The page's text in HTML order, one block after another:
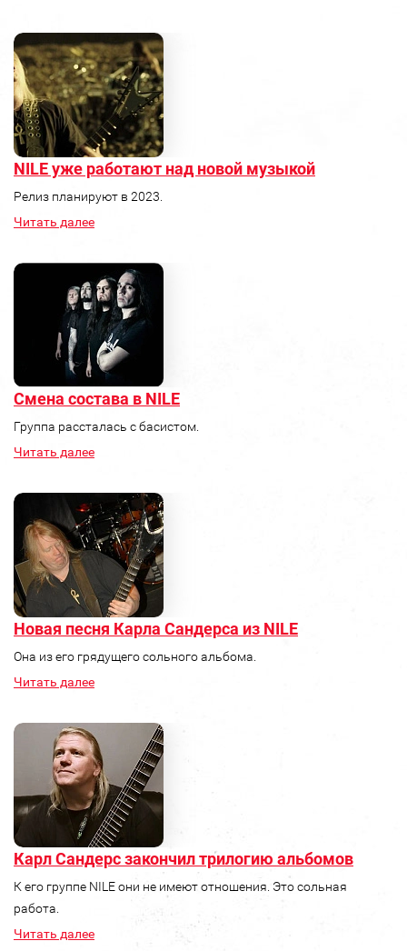
NILE уже работают над новой музыкой
Релиз планируют в 2023.
Читать далее
Смена состава в NILE
Группа рассталась с басистом.
Читать далее
Новая песня Карла Сандерса из NILE
Она из его грядущего сольного альбома.
Читать далее
Карл Сандерс закончил трилогию альбомов
К его группе NILE они не имеют отношения. Это сольная
работа.
Читать далее